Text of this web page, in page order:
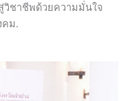
ชาชีพด้วยความมั่นใจ
คม.